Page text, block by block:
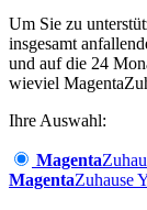
Um Sie zu
insgesamt
und auf die 24
wieviel
Ihre Auswahl:
Magenta
MagentaZuhause